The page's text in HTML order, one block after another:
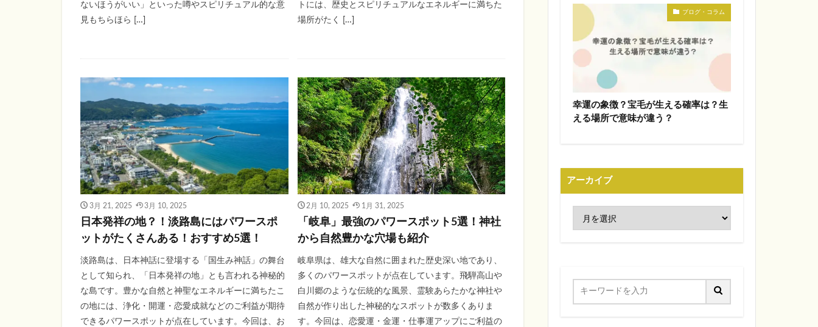
ないほうがいい」といった噂やスピリチュアル的な意
見もちらほら […]
トには、歴史とスピリチュアルなエネルギーに満ちた
場所がたく […]
3月 21, 2025 3月 10, 2025
日本発祥の地？！淡路島にはパワースポ
ットがたくさんある！おすすめ5選！
淡路島は、日本神話に登場する「国生み神話」の舞台
として知られ、「日本発祥の地」とも言われる神秘的
な島です。豊かな自然と神聖なエネルギーに満ちたこ
の地には、浄化・開運・恋愛成就などのご利益が期待
できるパワースポットが点在しています。今回は、お
2月 10, 2025 1月 31, 2025
「岐阜」最強のパワースポット5選！神社
から自然豊かな穴場も紹介
岐阜県は、雄大な自然に囲まれた歴史深い地であり、
多くのパワースポットが点在しています。飛騨高山や
白川郷のような伝統的な風景、霊験あらたかな神社や
自然が作り出した神秘的なスポットが数多くありま
す。今回は、恋愛運・金運・仕事運アップにご利益の
ブログ・コラム
幸運の象徴？宝毛が生える確率は？生
える場所で意味が違う？
アーカイブ